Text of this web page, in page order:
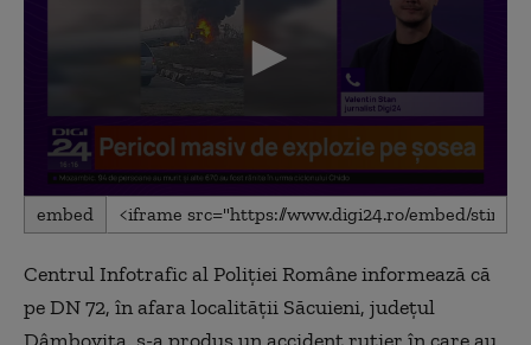
0
seconds
minutes,
seconds
embed
Centrul Infotrafic al Poliţiei Române informează că
pe DN 72, în afara localităţii Săcuieni, judeţul